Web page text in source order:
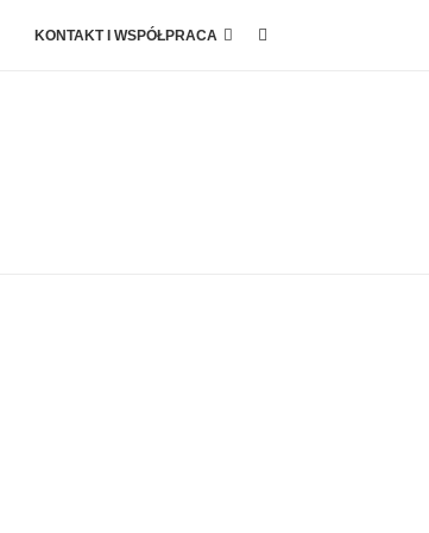
KONTAKT I WSPÓŁPRACA